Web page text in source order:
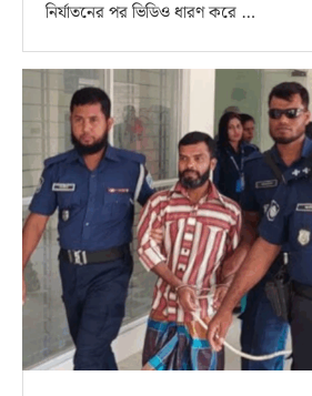
নির্যাতনের পর ভিডিও ধারণ করে …